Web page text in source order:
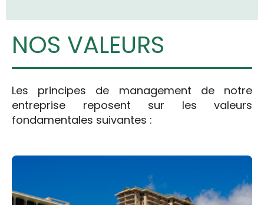
NOS VALEURS
Les principes de management de notre
entreprise reposent sur les valeurs
fondamentales suivantes :